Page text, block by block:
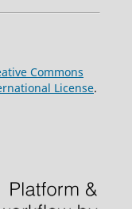
Commons
License.